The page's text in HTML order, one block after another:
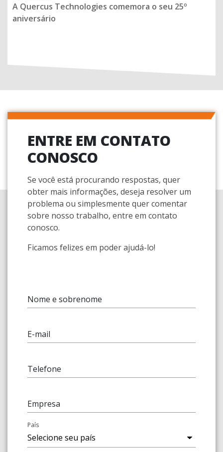
A Quercus Technologies comemora o seu 25º
aniversário
ENTRE EM CONTATO
CONOSCO
Se você está procurando respostas, quer
obter mais informações, deseja resolver um
problema ou simplesmente quer comentar
sobre nosso trabalho, entre em contato
conosco.
Ficamos felizes em poder ajudá-lo!
Nome e sobrenome
E-mail
Telefone
Empresa
País